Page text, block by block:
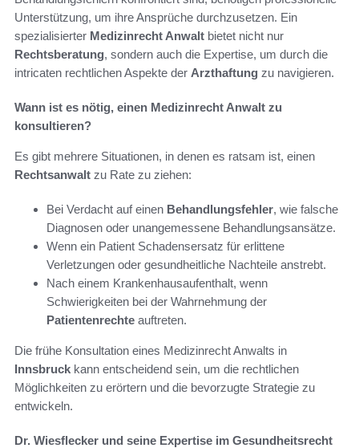
Unterstützung, um ihre Ansprüche durchzusetzen. Ein
spezialisierter Medizinrecht Anwalt bietet nicht nur
Rechtsberatung, sondern auch die Expertise, um durch die
intricaten rechtlichen Aspekte der Arzthaftung zu navigieren.
Wann ist es nötig, einen Medizinrecht Anwalt zu
konsultieren?
Es gibt mehrere Situationen, in denen es ratsam ist, einen
Rechtsanwalt zu Rate zu ziehen:
Bei Verdacht auf einen Behandlungsfehler, wie falsche
Diagnosen oder unangemessene Behandlungsansätze.
Wenn ein Patient Schadensersatz für erlittene
Verletzungen oder gesundheitliche Nachteile anstrebt.
Nach einem Krankenhausaufenthalt, wenn
Schwierigkeiten bei der Wahrnehmung der
Patientenrechte auftreten.
Die frühe Konsultation eines Medizinrecht Anwalts in
Innsbruck kann entscheidend sein, um die rechtlichen
Möglichkeiten zu erörtern und die bevorzugte Strategie zu
entwickeln.
Dr. Wiesflecker und seine Expertise im Gesundheitsrecht